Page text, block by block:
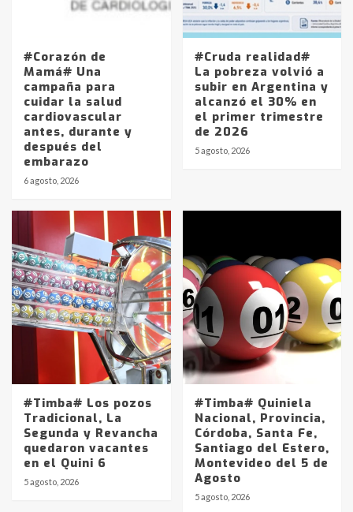
#Corazón de
Mamá# Una
campaña para
cuidar la salud
cardiovascular
antes, durante y
después del
embarazo
6 agosto, 2026
#Cruda realidad#
La pobreza volvió a
subir en Argentina y
alcanzó el 30% en
el primer trimestre
de 2026
5 agosto, 2026
#Timba# Los pozos
Tradicional, La
Segunda y Revancha
quedaron vacantes
en el Quini 6
5 agosto, 2026
#Timba# Quiniela
Nacional, Provincia,
Córdoba, Santa Fe,
Santiago del Estero,
Montevideo del 5 de
Agosto
5 agosto, 2026
Identidad de los adolescentes
pampeanos que fueron